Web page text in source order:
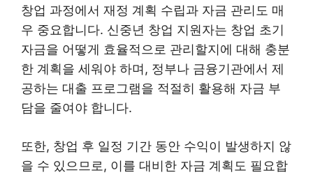
창업 과정에서 재정 계획 수립과 자금 관리도 매
우 중요합니다. 신중년 창업 지원자는 창업 초기
자금을 어떻게 효율적으로 관리할지에 대해 충분
한 계획을 세워야 하며, 정부나 금융기관에서 제
공하는 대출 프로그램을 적절히 활용해 자금 부
담을 줄여야 합니다.
또한, 창업 후 일정 기간 동안 수익이 발생하지 않
을 수 있으므로, 이를 대비한 자금 계획도 필요합